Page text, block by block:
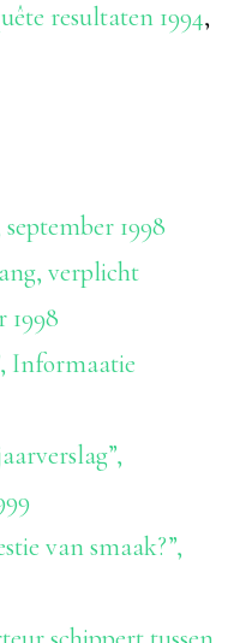
resultaten 1994,
1998
verplicht
1998
Informaatie
van smaak?”,